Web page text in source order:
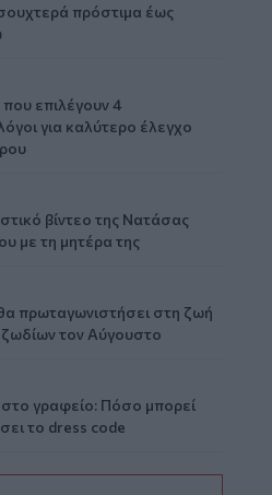
πρόστιμα έως
επιλέγουν 4
για καλύτερο έλεγχο
βίντεο της Νατάσας
με τη μητέρα της
πρωταγωνιστήσει στη ζωή
τον Αύγουστο
γραφείο: Πόσο μπορεί
το dress code